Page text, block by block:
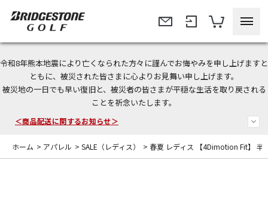
令和8年熊本地震により亡くなられた方々に謹んでお悔やみを申し上げますと
ともに、被災された皆さまに心よりお見舞い申し上げます。
被災地の一日でも早い復旧と、被災者の皆さまが平穏な生活を取り戻される
ことを祈念いたします。
＜夏季休暇中のご注文・発送・お問い合わせ＞
今なら新規会員登録で1,000円OFFクーポンプレゼント！
＜商品配送に関するお知らせ＞
ホーム > アパレル > SALE（レディス） > 春夏 レディス 【4Dimotion Fit】 半